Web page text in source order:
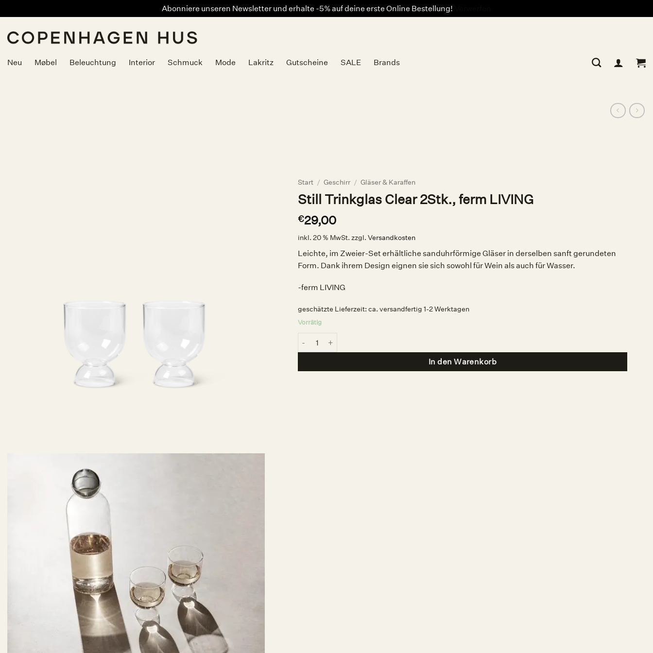
Abonniere unseren Newsletter und erhalte -5% auf deine erste Online Bestellung!
Inhalt
springen
Neu
Møbel Beleuchtung Interior Schmuck Mode Lakritz Gutscheine SALE Brands
Start / Geschirr / Gläser & Karaffen
Still Trinkglas Clear 2Stk., ferm LIVING
€29,00
inkl. 20 % MwSt. zzgl. Versandkosten
Leichte, im Zweier-Set erhältliche sanduhrförmige Gläser in derselben sanft gerundeten
Form. Dank ihrem Design eignen sie sich sowohl für Wein als auch für Wasser.
-ferm LIVING
geschätzte Lieferzeit: ca. versandfertig 1-2 Werktagen
Vorrätig
In den Warenkorb